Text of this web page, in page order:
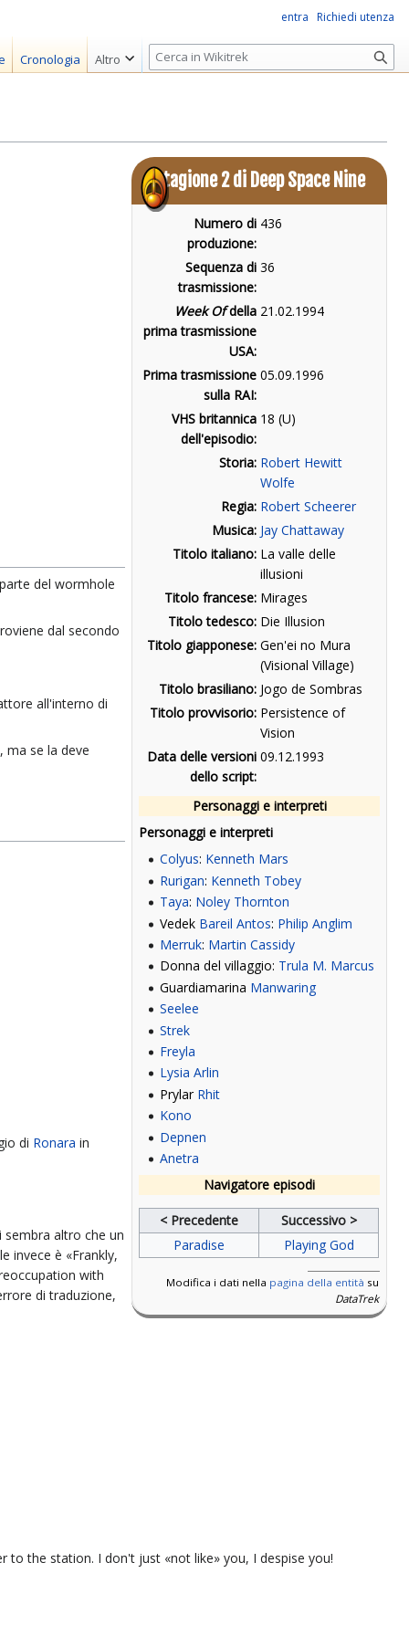
Stagione 2 di Deep Space Nine
Numero di
produzione:
436
Sequenza di
trasmissione:
36
Week Ofdella
prima trasmissione
USA:
21.02.1994
Prima trasmissione
sulla RAI:
05.09.1996
VHS britannica
dell'episodio:
18 (U)
Storia: Robert Hewitt
Wolfe
Regia: Robert Scheerer
Musica: Jay Chattaway
Titolo italiano: La valle delle
illusioni
Titolo francese: Mirages
Titolo tedesco: Die Illusion
Titolo giapponese: Gen'ei no Mura
(Visional Village)
Titolo brasiliano: Jogo de Sombras
Titolo provvisorio: Persistence of
Vision
Data delle versioni
dello script:
09.12.1993
Personaggi e interpreti
Personaggi e interpreti
Colyus: Kenneth Mars
Rurigan: Kenneth Tobey
Taya: Noley Thornton
Vedek Bareil Antos: Philip Anglim
Merruk: Martin Cassidy
Donna del villaggio: Trula M. Marcus
Guardiamarina Manwaring
Seelee
Strek
Freyla
Lysia Arlin
Prylar Rhit
Kono
Depnen
Anetra
Navigatore episodi
< Precedente
Successivo >
Paradise
Playing God
Modifica i dati nella pagina della entità su
DataTrek
del wormhole
dal secondo
all'interno di
ma se la deve
di Ronara in
sembra altro che un
invece è «Frankly,
with
di traduzione,
to the station. I don't just «not like» you, I despise you!
entra Richiedi utenza
Cronologia Altro
R
i
r
c
a